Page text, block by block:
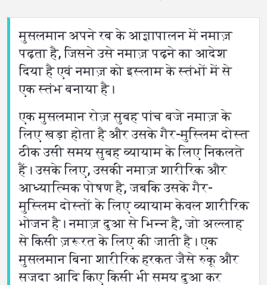
मुसलमान अपने रब के आज्ञापालन में नमाज़
पढ़ता है, जिसने उसे नमाज़ पढ़ने का आदेश
दिया है एवं नमाज़ को इस्लाम के स्तंभों में से
एक स्तंभ बनाया है।
एक मुसलमान रोज़ सुबह पांच बजे नमाज़ के
लिए खड़ा होता है और उसके गैर-मुस्लिम दोस्त
ठीक उसी समय सुबह व्यायाम के लिए निकलते
हैं। उसके लिए, उसकी नमाज़ शारीरिक और
आध्यात्मिक पोषण है, जबकि उसके गैर-
मुस्लिम दोस्तों के लिए व्यायाम केवल शारीरिक
भोजन है। नमाज़ दुआ से भिन्न है, जो अल्लाह
से किसी ज़रूरत के लिए की जाती है। एक
मुसलमान बिना शारीरिक हरकत जैसे रुकू और
सजदा आदि किए किसी भी समय दुआ कर